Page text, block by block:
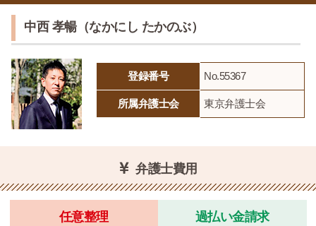
中西 孝暢（なかにし たかのぶ）
登録番号 No.55367
所属弁護士会 東京弁護士会
弁護士費用
任意整理 過払い金請求